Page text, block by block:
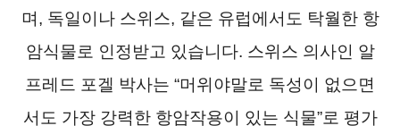
며, 독일이나 스위스, 같은 유럽에서도 탁월한 항
암식물로 인정받고 있습니다. 스위스 의사인 알
프레드 포겔 박사는 “머위야말로 독성이 없으면
서도 가장 강력한 항암작용이 있는 식물”로 평가